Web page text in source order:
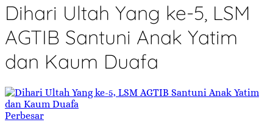
Dihari Ultah Yang ke-5, LSM
AGTIB Santuni Anak Yatim
dan Kaum Duafa
Perbesar